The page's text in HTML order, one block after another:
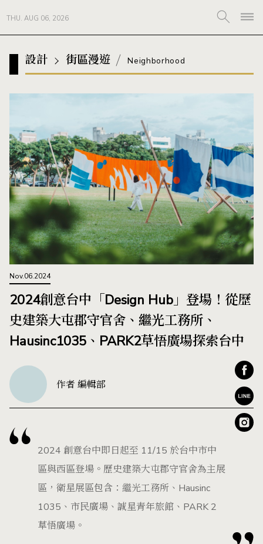
THU. AUG 06, 2026
設計 街區漫遊 Neighborhood
Nov.06.2024
2024創意台中「Design Hub」登場！從歷
史建築大屯郡守官舍、繼光工務所、
Hausinc1035、PARK2草悟廣場探索台中
作者 編輯部
2024 創意台中即日起至 11/15 於台中市中
區與西區登場。歷史建築大屯郡守官舍為主展
區，衛星展區包含：繼光工務所、Hausinc
1035、市民廣場、誠星青年旅館、PARK 2
草悟廣場。